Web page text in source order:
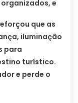
e
que as
iluminação
para
turístico.
e perde o